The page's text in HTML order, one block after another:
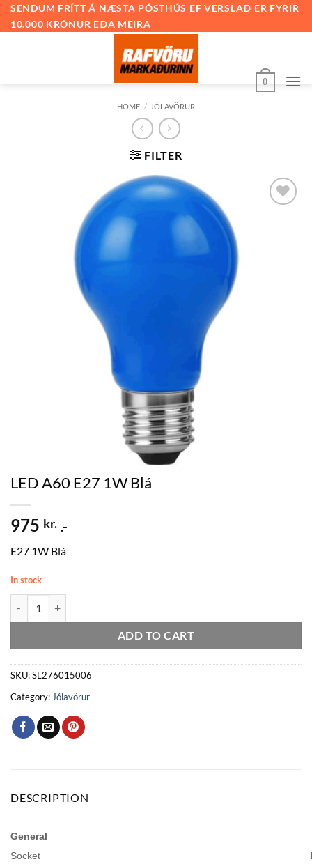
SkipSENDUM FRÍTT Á NÆSTA PÓSTHÚS EF VERSLAÐ ER FYRIR
10.000 KRÓNUR EÐA MEIRA
0
HOME / JÓLAVÖRUR
FILTER
LED A60 E27 1W Blá
975 kr. .-
E27 1W Blá
In stock
ADD TO CART
SKU:SL276015006
Category: Jólavörur
DESCRIPTION
General
Socket